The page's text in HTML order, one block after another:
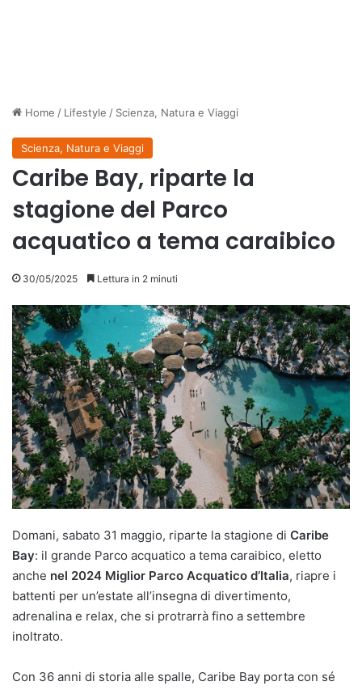
Home / Lifestyle / Scienza, Natura e Viaggi
Scienza, Natura e Viaggi
Caribe Bay, riparte la
stagione del Parco
acquatico a tema caraibico
30/05/2025 Lettura in 2 minuti
Domani, sabato 31 maggio, riparte la stagione di Caribe
Bay: il grande Parco acquatico a tema caraibico, eletto
anche nel 2024 Miglior Parco Acquatico d’Italia, riapre i
battenti per un’estate all’insegna di divertimento,
adrenalina e relax, che si protrarrà fino a settembre
inoltrato.
Con 36 anni di storia alle spalle, Caribe Bay porta con sé